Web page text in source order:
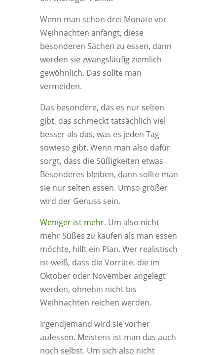
Wenn man schon drei Monate vor
Weihnachten anfängt, diese
besonderen Sachen zu essen, dann
werden sie zwangsläufig ziemlich
gewöhnlich. Das sollte man
vermeiden.
Das besondere, das es nur selten
gibt, das schmeckt tatsächlich viel
besser als das, was es jeden Tag
sowieso gibt. Wenn man also dafür
sorgt, dass die Süßigkeiten etwas
Besonderes bleiben, dann sollte man
sie nur selten essen. Umso größer
wird der Genuss sein.
Weniger ist mehr. Um also nicht
mehr Süßes zu kaufen als man essen
möchte, hilft ein Plan. Wer realistisch
ist weiß, dass die Vorräte, die im
Oktober oder November angelegt
werden, ohnehin nicht bis
Weihnachten reichen werden.
Irgendjemand wird sie vorher
aufessen. Meistens ist man das auch
noch selbst. Um sich also nicht